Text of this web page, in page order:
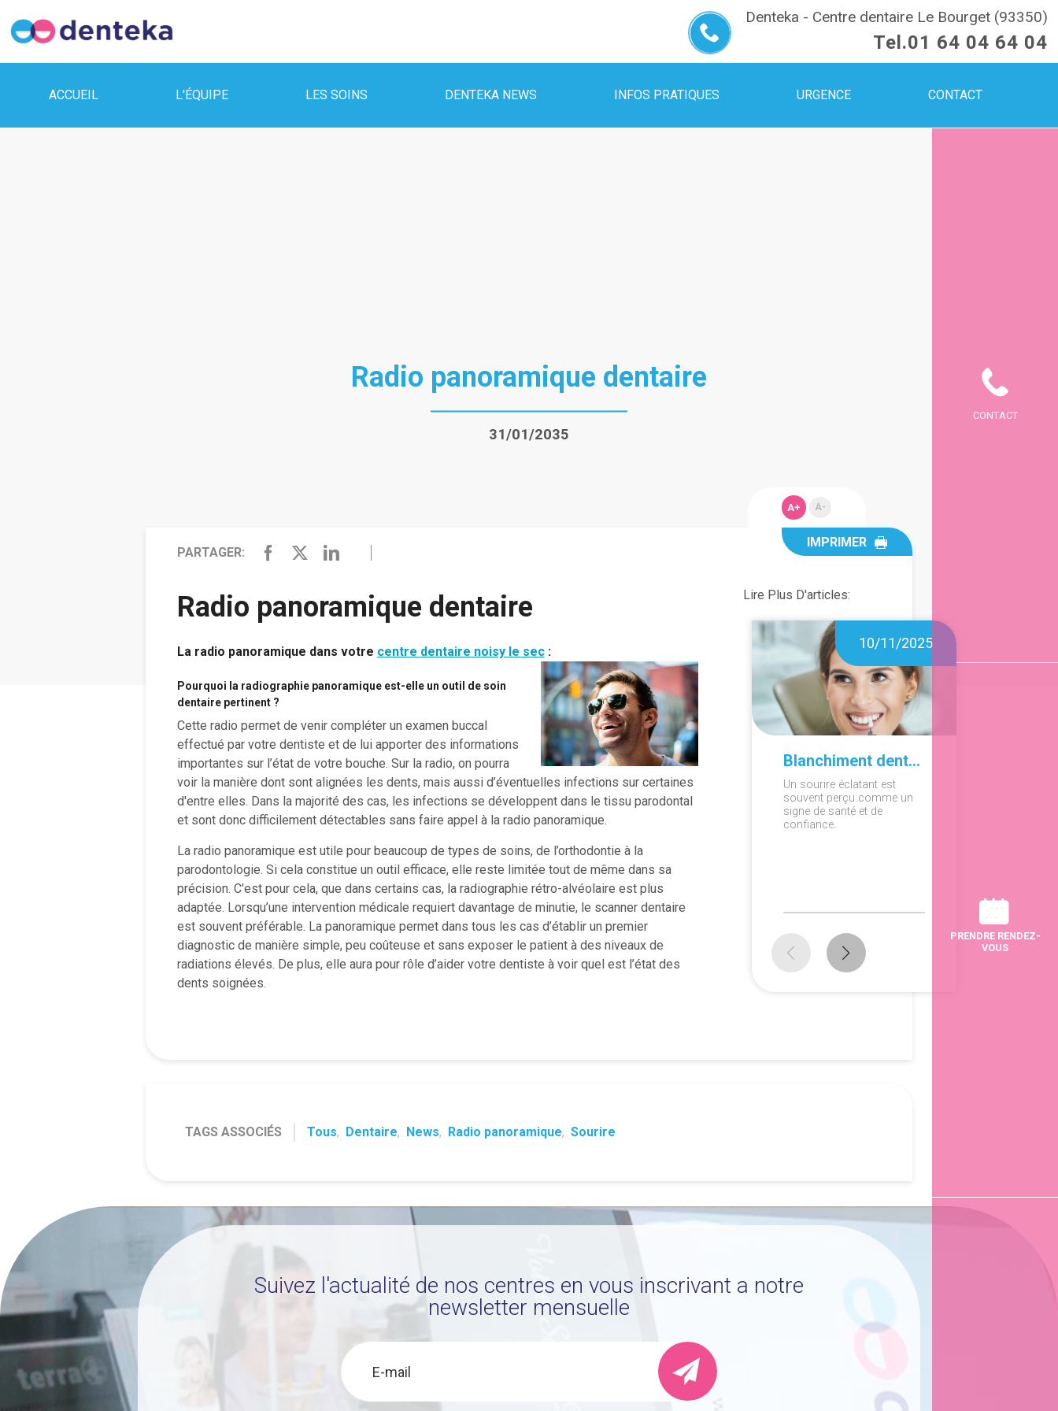
Denteka - Centre dentaire Le Bourget (93350)
Tel.01 64 04 64 04
ACCUEIL L'ÉQUIPE LES SOINS DENTEKA NEWS INFOS PRATIQUES URGENCE CONTACT
Radio panoramique dentaire
31/01/2035
A+ A-
IMPRIMER
PARTAGER:
Radio panoramique dentaire
La radio panoramique dans votre centre dentaire noisy le sec:
Pourquoi la radiographie panoramique est-elle un outil de soin
dentaire pertinent ?
Cette radio permet de venir compléter un examen buccal
effectué par votre dentiste et de lui apporter des informations
importantes sur l’état de votre bouche. Sur la radio, on pourra
voir la manière dont sont alignées les dents, mais aussi d’éventuelles infections sur certaines
d'entre elles. Dans la majorité des cas, les infections se développent dans le tissu parodontal
et sont donc difficilement détectables sans faire appel à la radio panoramique.
La radio panoramique est utile pour beaucoup de types de soins, de l’orthodontie à la
parodontologie. Si cela constitue un outil efficace, elle reste limitée tout de même dans sa
précision. C’est pour cela, que dans certains cas, la radiographie rétro-alvéolaire est plus
adaptée. Lorsqu’une intervention médicale requiert davantage de minutie, le scanner dentaire
est souvent préférable. La panoramique permet dans tous les cas d’établir un premier
diagnostic de manière simple, peu coûteuse et sans exposer le patient à des niveaux de
radiations élevés. De plus, elle aura pour rôle d’aider votre dentiste à voir quel est l’état des
dents soignées.
Lire Plus D'articles:
10/11/2025
Blanchiment dentaire à domicile ou en cabinet : que choisir ?
Un sourire éclatant est
souvent perçu comme un
signe de santé et de
confiance.
TAGS ASSOCIÉS Tous, Dentaire, News, Radio panoramique, Sourire
CONTACT
PRENDRE RENDEZ-
VOUS
Suivez l'actualité de nos centres en vous inscrivant a notre
newsletter mensuelle